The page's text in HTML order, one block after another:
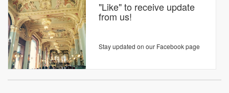
"Like" to receive update
from us!
Stay updated on our Facebook page